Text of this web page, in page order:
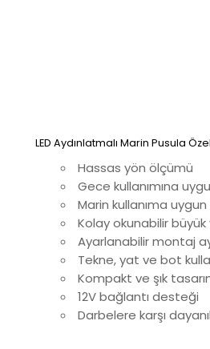
LED Aydınlatmalı Marin Pusula
Hassas yön ölçümü
Gece kullanımına
Marin kullanıma
Kolay okunabilir
Ayarlanabilir montaj
Tekne, yat ve bot
Kompakt ve şık
12V bağlantı desteği
Darbelere karşı